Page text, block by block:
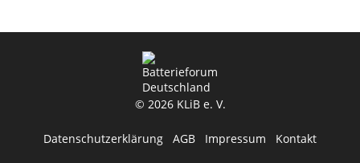
© 2026 KLiB e. V.
Datenschutzerklärung AGB Impressum Kontakt